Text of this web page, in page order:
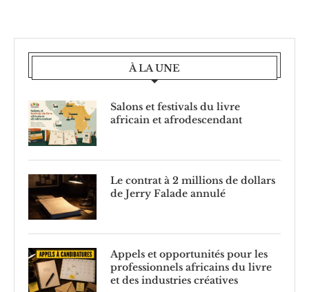
À LA UNE
Salons et festivals du livre
africain et afrodescendant
Le contrat à 2 millions de dollars
de Jerry Falade annulé
Appels et opportunités pour les
professionnels africains du livre
et des industries créatives